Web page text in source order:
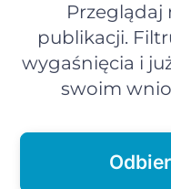
Przeglądaj
publikacji.
wygaśnięcia i
swoim